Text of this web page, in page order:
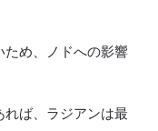
ため、ノドへの影響
ば、ラジアンは最